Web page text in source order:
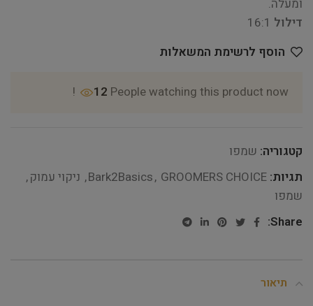
ומעלה.
דילול
הוסף לרשימת המשאלות
12 People watching this product now!
קטגוריה: שמפו
תגיות:
Bark2Basics, GROOMERS CHOICE
, ניקוי עמוק,
שמפו
Share:
תיאור